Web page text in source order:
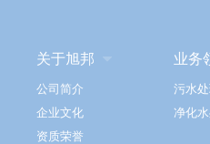
关于旭邦
公司简介
企业文化
资质荣誉
业务
污水
净化